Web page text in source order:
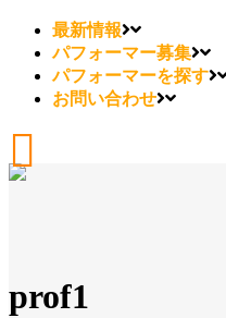
最新情報
パフォーマー募集
パフォーマーを探す
お問い合わせ
prof1